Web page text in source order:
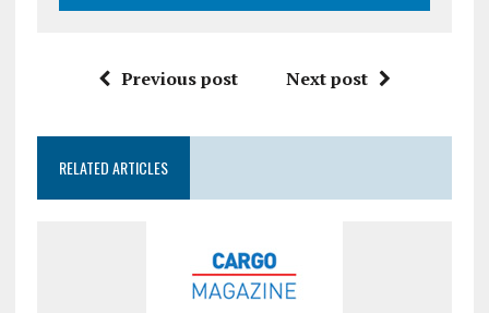
Previous post Next post
RELATED ARTICLES